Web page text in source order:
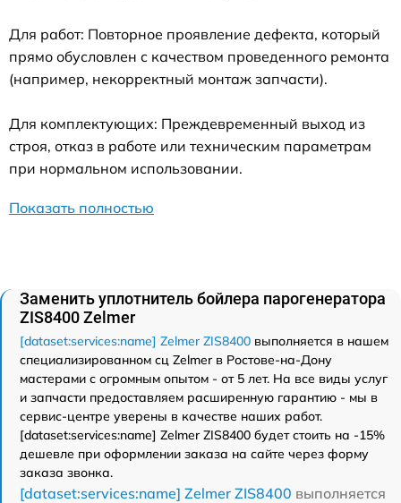
Для работ: Повторное проявление дефекта, который
прямо обусловлен с качеством проведенного ремонта
(например, некорректный монтаж запчасти).
Для комплектующих: Преждевременный выход из
строя, отказ в работе или техническим параметрам
при нормальном использовании.
Показать полностью
Заменить уплотнитель бойлера парогенератора
ZIS8400 Zelmer
[dataset:services:name] Zelmer ZIS8400 выполняется в нашем
специализированном сц Zelmer в Ростове-на-Дону
мастерами с огромным опытом - от 5 лет. На все виды услуг
и запчасти предоставляем расширенную гарантию - мы в
сервис-центре уверены в качестве наших работ.
[dataset:services:name] Zelmer ZIS8400 будет стоить на -15%
дешевле при оформлении заказа на сайте через форму
заказа звонка.
[dataset:services:name] Zelmer ZIS8400 выполняется